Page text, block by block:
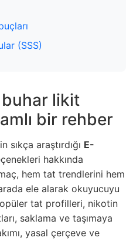
(SSS)
likit
bir rehber
araştırdığı E-
hakkında
hem tat trendlerini hem
ele alarak okuyucuyu
tat profilleri, nikotin
saklama ve taşımaya
yasal çerçeve ve